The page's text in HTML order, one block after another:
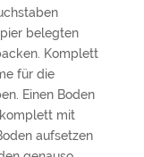
belegten
Komplett
für die
Einen Boden
mit
aufsetzen